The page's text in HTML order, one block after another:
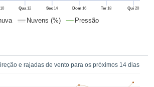
Nuvens (%) Pressão
Qua12 Sex 14 Dom16 Ter 18 Qui 20
e rajadas de vento para os próximos 14 dias